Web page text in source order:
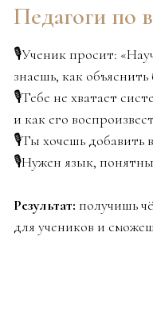
Педагоги по
🎙️Ученик просит:
знаешь, как объяснить
🎙️Тебе не хватает
и как его
🎙️Ты хочешь добавить
🎙️Нужен язык,
Результат: получишь
для учеников и